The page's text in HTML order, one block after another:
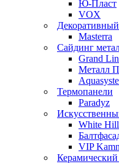
Ю-Пласт
VOX
Masterra
Сайдинг
Grand
Металл
Термопанели
Paradyz
White
VIP